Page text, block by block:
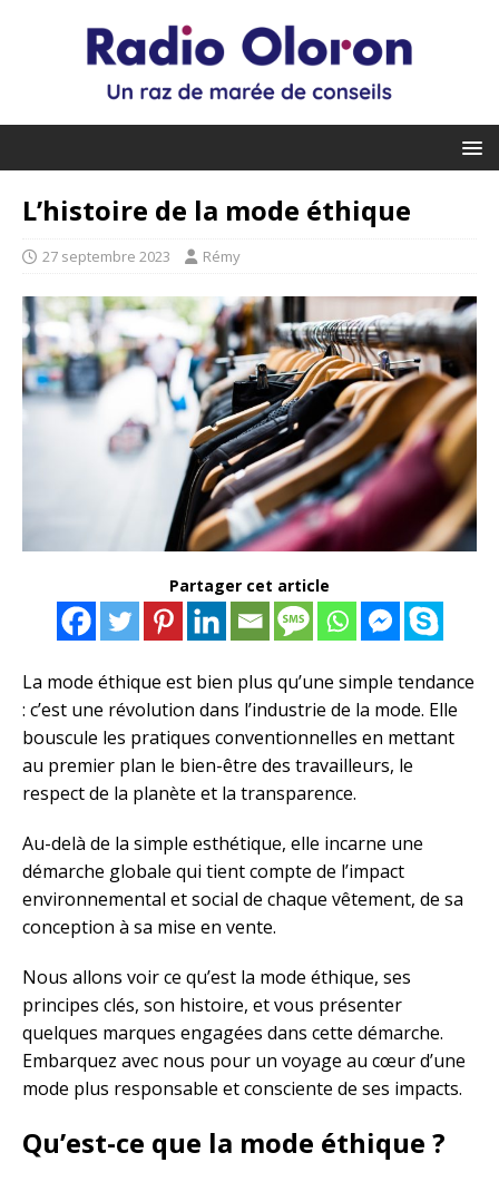
L’histoire de la mode éthique
27 septembre 2023 Rémy
Partager cet article
La mode éthique est bien plus qu’une simple tendance
: c’est une révolution dans l’industrie de la mode. Elle
bouscule les pratiques conventionnelles en mettant
au premier plan le bien-être des travailleurs, le
respect de la planète et la transparence.
Au-delà de la simple esthétique, elle incarne une
démarche globale qui tient compte de l’impact
environnemental et social de chaque vêtement, de sa
conception à sa mise en vente.
Nous allons voir ce qu’est la mode éthique, ses
principes clés, son histoire, et vous présenter
quelques marques engagées dans cette démarche.
Embarquez avec nous pour un voyage au cœur d’une
mode plus responsable et consciente de ses impacts.
Qu’est-ce que la mode éthique ?